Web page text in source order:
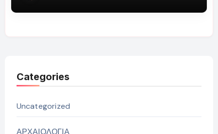
Categories
Uncategorized